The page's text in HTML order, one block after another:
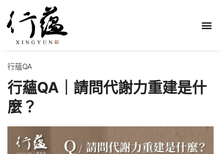
行蘊QA
行蘊QA｜請問代謝力重建是什
麼？